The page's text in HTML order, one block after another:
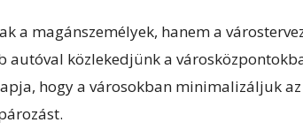
a magánszemélyek, hanem a
közlekedjünk a
hogy a városokban minimalizáljuk